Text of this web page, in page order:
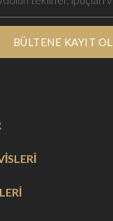
BÜLTENE KAYIT OL